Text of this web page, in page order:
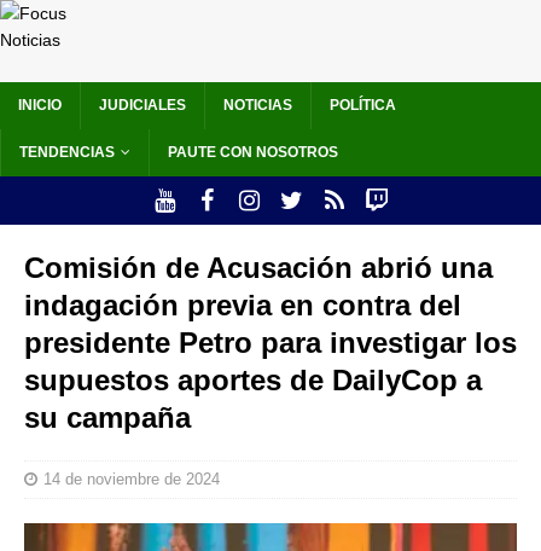
INICIO JUDICIALES NOTICIAS POLÍTICA
TENDENCIAS PAUTE CON NOSOTROS
Comisión de Acusación abrió una
indagación previa en contra del
presidente Petro para investigar los
supuestos aportes de DailyCop a
su campaña
14 de noviembre de 2024